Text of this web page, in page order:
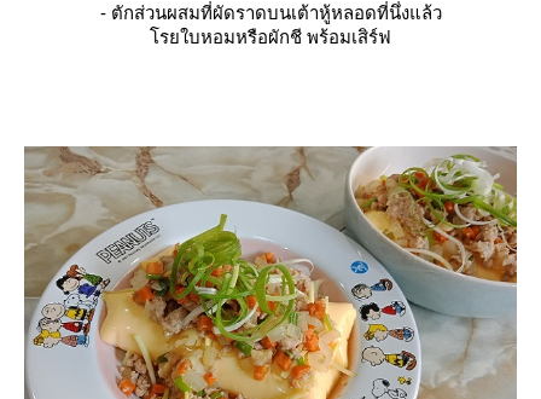
- ตักส่วนผสมที่ผัดราดบนเต้าหู้หลอดที่นึ่งแล้ว
รยใบหอมหรือผักชี พร้อมเสิร์ฟ